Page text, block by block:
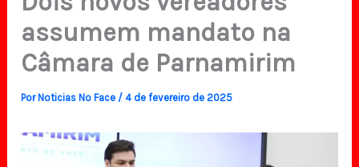
assumem mandato na
Câmara de Parnamirim
PorNoticias No Face /4 de fevereiro de 2025